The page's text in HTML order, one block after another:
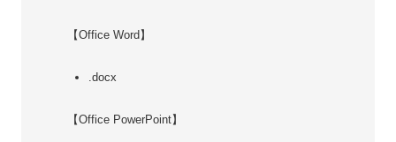
【Office Word】
.docx
【Office PowerPoint】